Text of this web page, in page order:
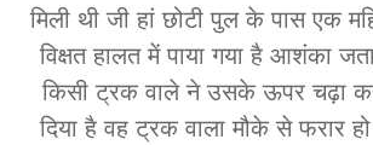
मिली थी जी हां छोटी पुल के पास एक
विक्षत हालत में पाया गया है आशंका
किसी ट्रक वाले ने उसके ऊपर चढ़ा
दिया है वह ट्रक वाला मौके से फरार